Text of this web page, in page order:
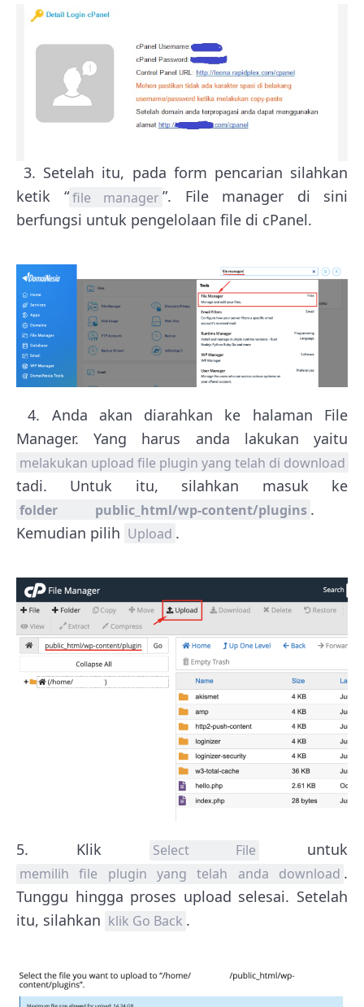
3. Setelah itu, pada form pencarian silahkan
ketik “ file manager”. File manager di sini
berfungsi untuk pengelolaan file di cPanel.
4. Anda akan diarahkan ke halaman File
Manager. Yang harus anda lakukan yaitu
melakukan upload file plugin yang telah di download
tadi. Untuk itu, silahkan masuk ke
folder public_html/wp-content/plugins .
Kemudian pilih Upload .
5. Klik Select File untuk
memilih file plugin yang telah anda download .
Tunggu hingga proses upload selesai. Setelah
itu, silahkan klik Go Back .